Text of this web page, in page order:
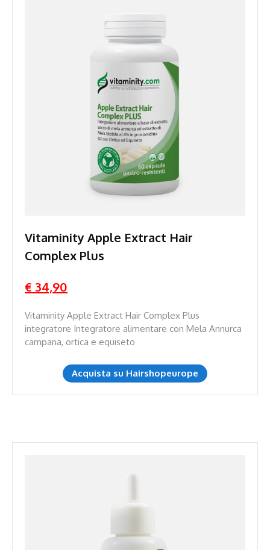
Vitaminity Apple Extract Hair
Complex Plus
€ 34,90
Vitaminity Apple Extract Hair Complex Plus
integratore Integratore alimentare con Mela Annurca
campana, ortica e equiseto
Acquista su Hairshopeurope